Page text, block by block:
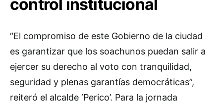
control institucional
“El compromiso de este Gobierno de la ciudad
es garantizar que los soachunos puedan salir a
ejercer su derecho al voto con tranquilidad,
seguridad y plenas garantías democráticas”,
reiteró el alcalde ‘Perico’. Para la jornada